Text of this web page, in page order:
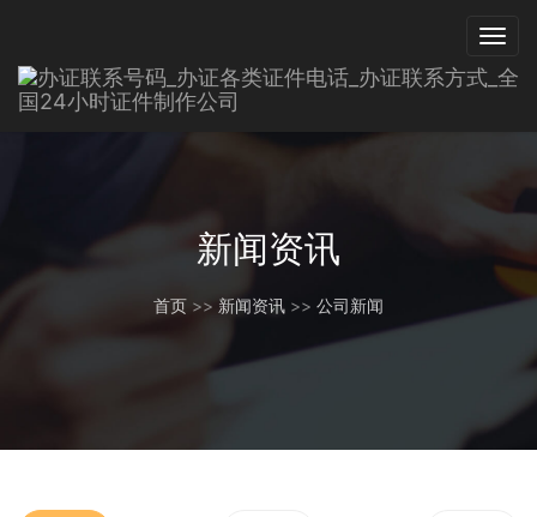
新闻资讯
首页 >> 新闻资讯 >> 公司新闻